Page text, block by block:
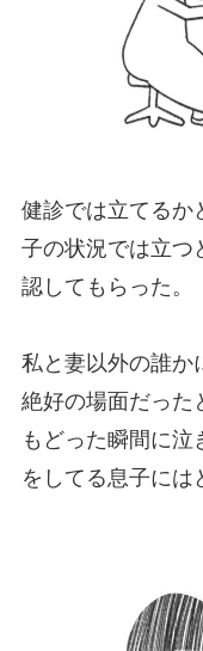
健診では立てるか
子の状況では立つ
認してもらった。
私と妻以外の誰か
絶好の場面だった
もどった瞬間に
をしてる息子には